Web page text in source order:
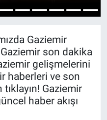
Gaziemir
son dakika
gelişmelerini
haberleri ve son
Gaziemir
haber akışı